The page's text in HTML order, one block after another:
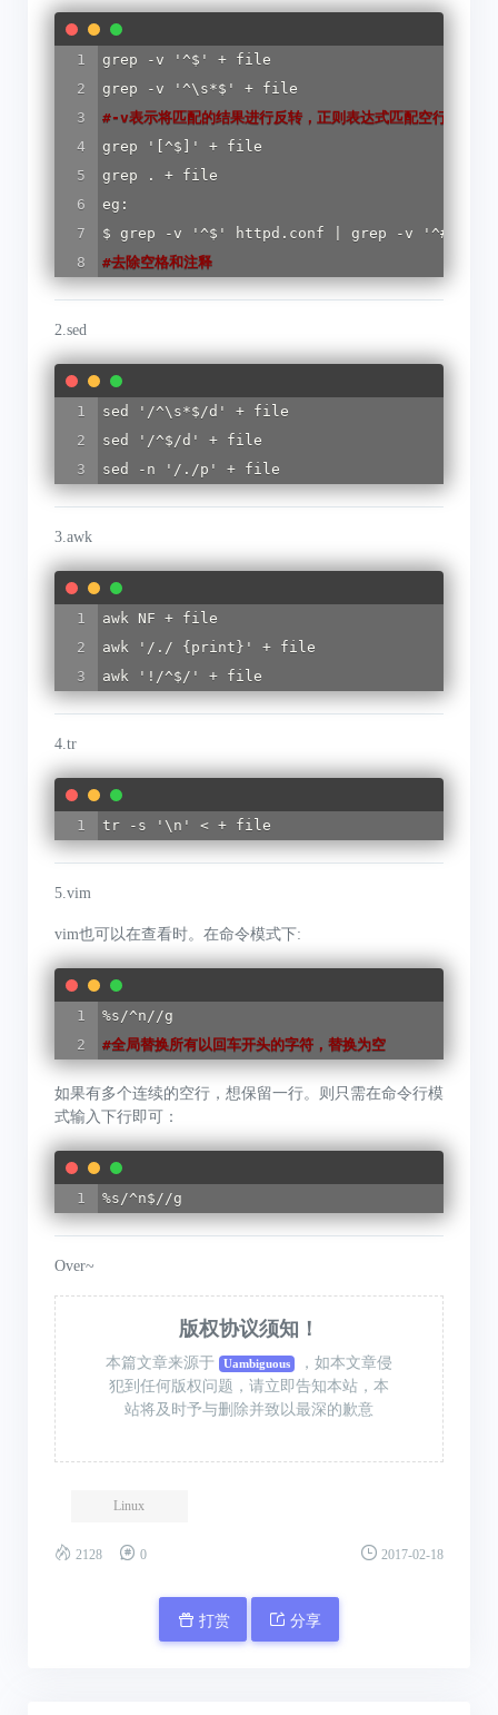
grep -v '^$' + file
#-v表示将匹配的结果进行反转，正则表达式匹配空行。（空
grep '[^$]' + file
grep . + file
eg:
#去除空格和注释
2.sed
sed '/^\s*$/d' + file
sed '/^$/d' + file
sed -n '/./p' + file
3.awk
awk NF + file
awk '/./ {print}' + file
awk '!/^$/' + file
4.tr
tr -s '\n' < + file
5.vim
vim也可以在查看时。在命令模式下:
#全局替换所有以回车开头的字符，替换为空
如果有多个连续的空行，想保留一行。则只需在命令行模
式输入下行即可：
%s/^n$//g
Over~
版权协议须知！
本篇文章来源于 Uambiguous
，如本文章侵
犯到任何版权问题，请立即告知本站，本
站将及时予与删除并致以最深的歉意
Linux
2128 0 2017-02-18
打赏 分享